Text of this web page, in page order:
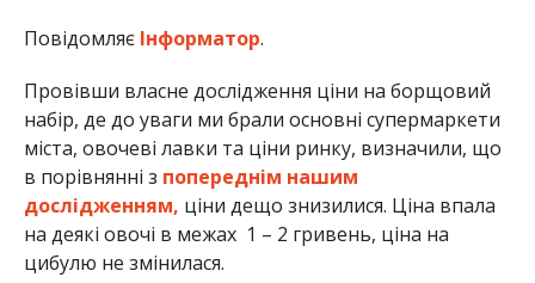
Повідомляє Інформатор.
Провівши власне дослідження ціни на борщовий
набір, де до уваги ми брали основні супермаркети
міста, овочеві лавки та ціни ринку, визначили, що
в порівнянні з попереднім нашим
дослідженням, ціни дещо знизилися. Ціна впала
на деякі овочі в межах 1 – 2 гривень, ціна на
цибулю не змінилася.